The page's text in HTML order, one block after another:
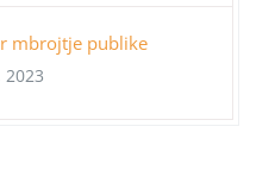
mbrojtje publike